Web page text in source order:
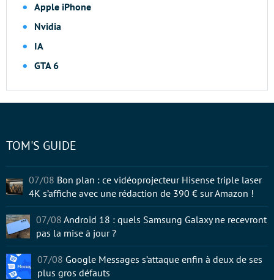
Apple iPhone
Nvidia
IA
GTA 6
TOM'S GUIDE
07/08 Bon plan : ce vidéoprojecteur Hisense triple laser
4K s’affiche avec une rédaction de 390 € sur Amazon !
07/08 Android 18 : quels Samsung Galaxy ne recevront
pas la mise à jour ?
07/08 Google Messages s’attaque enfin à deux de ses
plus gros défauts